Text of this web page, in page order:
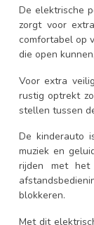
De elektrische
zorgt voor
comfortabel op
die open
Voor extra
rustig optrekt
stellen tussen
De kinderauto
muziek en
rijden met het
blokkeren.
Met dit